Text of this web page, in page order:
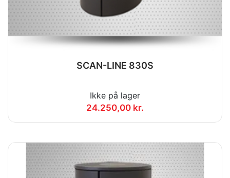
SCAN-LINE 830S
Ikke på lager
24.250,00 kr.